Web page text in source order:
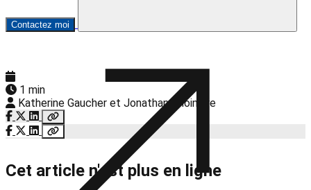
Contactez moi
1 min
Katherine Gaucher et Jonathan Choinière
Cet article n'est plus en ligne